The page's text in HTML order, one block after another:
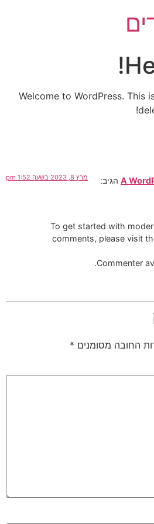
Welcome to WordPress. This
A הגיב: מרץ 8, 2023 בשעה 1:52 pm
To get started with
comments, please visit
Commenter
.
החובה מסומנים *